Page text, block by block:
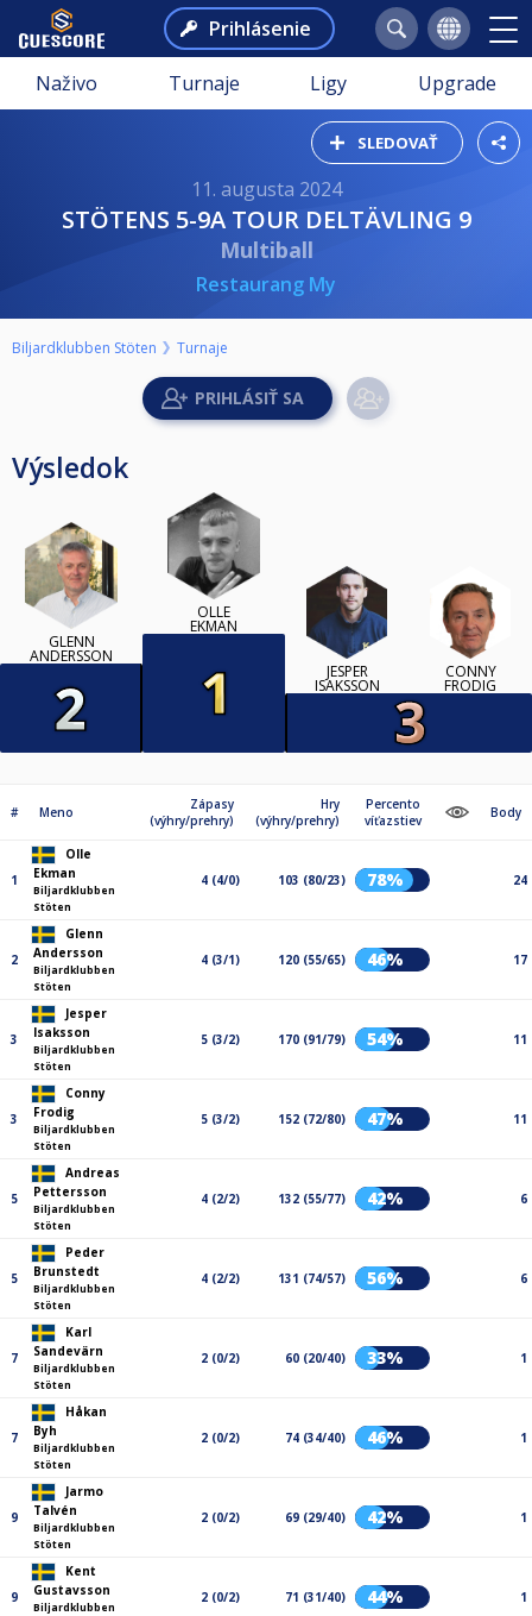
Prihlásenie
Naživo Turnaje Ligy Upgrade
SLEDOVAŤ
11. augusta 2024
STÖTENS 5-9A TOUR DELTÄVLING 9
Multiball
Restaurang My
Biljardklubben Stöten Turnaje
Výsledok
GLENN
ANDERSSON
OLLE
EKMAN
JESPER
ISAKSSON
CONNY
FRODIG
# Meno
Zápasy
(výhry/prehry)
Hry
(výhry/prehry)
Percento
víťazstiev
Body
1
Olle
Ekman
Biljardklubben
Stöten
4 (4/0) 103 (80/23) 78% 24
2
Glenn
Andersson
Biljardklubben
Stöten
4 (3/1) 120 (55/65) 46% 17
3
Jesper
Isaksson
Biljardklubben
Stöten
5 (3/2) 170 (91/79) 54% 11
3
Conny
Frodig
Biljardklubben
Stöten
5 (3/2) 152 (72/80) 47% 11
5
Andreas
Pettersson
Biljardklubben
Stöten
4 (2/2) 132 (55/77) 42% 6
5
Peder
Brunstedt
Biljardklubben
Stöten
4 (2/2) 131 (74/57) 56% 6
7
Karl
Sandevärn
Biljardklubben
Stöten
2 (0/2) 60 (20/40) 33% 1
7
Håkan
Byh
Biljardklubben
Stöten
2 (0/2) 74 (34/40) 46% 1
9
Jarmo
Talvén
Biljardklubben
Stöten
2 (0/2) 69 (29/40) 42% 1
9
Kent
Gustavsson
Biljardklubben
2 (0/2) 71 (31/40) 44% 1